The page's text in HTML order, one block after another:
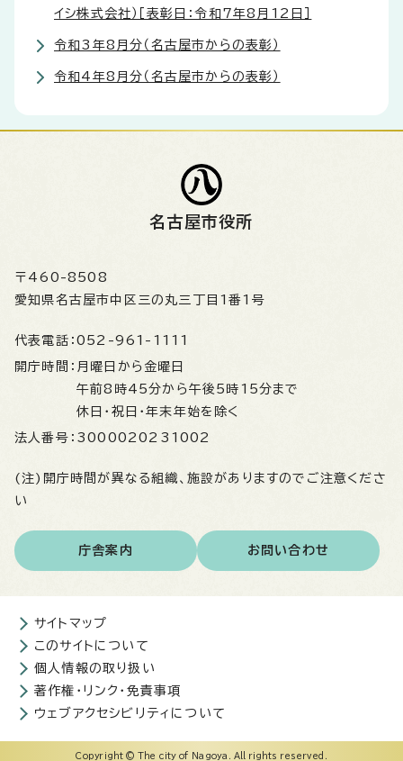
イシ株式会社）［表彰日：令和7年8月12日］
令和3年8月分（名古屋市からの表彰）
令和4年8月分（名古屋市からの表彰）
名古屋市役所
〒460-8508
愛知県名古屋市中区三の丸三丁目1番1号
代表電話： 052-961-1111
開庁時間： 月曜日から金曜日
午前8時45分から午後5時15分まで
休日・祝日・年末年始を除く
法人番号： 3000020231002
(注)開庁時間が異なる組織、施設がありますのでご注意くださ
い
庁舎案内 お問い合わせ
サイトマップ
このサイトについて
個人情報の取り扱い
著作権・リンク・免責事項
ウェブアクセシビリティについて
Copyright © The city of Nagoya. All rights reserved.